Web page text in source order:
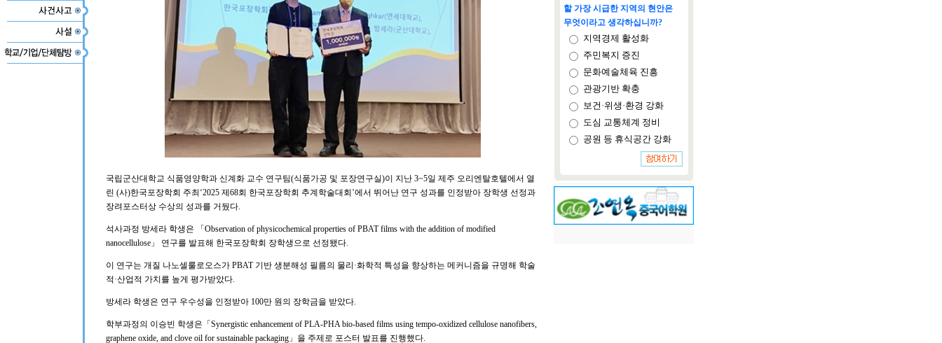
국립군산대학교 식품영양학과 신계화 교수 연구팀(식품가공 및 포장연구실)이 지난 3~5일 제주 오리엔탈호텔에서 열
린 (사)한국포장학회 주최‘2025 제68회 한국포장학회 추계학술대회’에서 뛰어난 연구 성과를 인정받아 장학생 선정과
장려포스터상 수상의 성과를 거뒀다.
석사과정 방세라 학생은 「Observation of physicochemical properties of PBAT films with the addition of modified
nanocellulose」 연구를 발표해 한국포장학회 장학생으로 선정됐다.
이 연구는 개질 나노셀룰로오스가 PBAT 기반 생분해성 필름의 물리·화학적 특성을 향상하는 메커니즘을 규명해 학술
적·산업적 가치를 높게 평가받았다.
방세라 학생은 연구 우수성을 인정받아 100만 원의 장학금을 받았다.
학부과정의 이승빈 학생은「Synergistic enhancement of PLA-PHA bio-based films using tempo-oxidized cellulose nanofibers,
graphene oxide, and clove oil for sustainable packaging」을 주제로 포스터 발표를 진행했다.
할 가장 시급한 지역의 현안은
무엇이라고 생각하십니까?
지역경제 활성화
주민복지 증진
문화예술체육 진흥
관광기반 확충
보건·위생·환경 강화
도심 교통체계 정비
공원 등 휴식공간 강화